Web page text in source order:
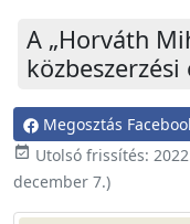
A „Horváth
Megosztás
event_available Utolsó frissítés:
december 7.)